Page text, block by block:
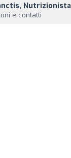
Nutrizionista
e contatti